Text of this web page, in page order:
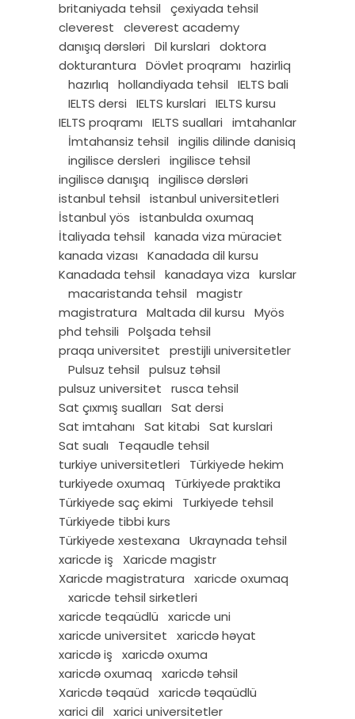
britaniyada tehsil
çexiyada tehsil
cleverest
cleverest academy
danışıq dərsləri
Dil kurslari
doktora
dokturantura
Dövlet proqramı
hazirliq
hazırlıq
hollandiyada tehsil
IELTS bali
IELTS dersi
IELTS kurslari
IELTS kursu
IELTS proqramı
IELTS suallari
imtahanlar
İmtahansiz tehsil
ingilis dilinde danisiq
ingilisce dersleri
ingilisce tehsil
ingiliscə danışıq
ingiliscə dərsləri
istanbul tehsil
istanbul universitetleri
İstanbul yös
istanbulda oxumaq
İtaliyada tehsil
kanada viza müraciet
kanada vizası
Kanadada dil kursu
Kanadada tehsil
kanadaya viza
kurslar
macaristanda tehsil
magistr
magistratura
Maltada dil kursu
Myös
phd tehsili
Polşada tehsil
praqa universitet
prestijli universitetler
Pulsuz tehsil
pulsuz təhsil
pulsuz universitet
rusca tehsil
Sat çıxmış sualları
Sat dersi
Sat imtahanı
Sat kitabi
Sat kurslari
Sat sualı
Teqaudle tehsil
turkiye universitetleri
Türkiyede hekim
turkiyede oxumaq
Türkiyede praktika
Türkiyede saç ekimi
Turkiyede tehsil
Türkiyede tibbi kurs
Türkiyede xestexana
Ukraynada tehsil
xaricde iş
Xaricde magistr
Xaricde magistratura
xaricde oxumaq
xaricde tehsil sirketleri
xaricde teqaüdlü
xaricde uni
xaricde universitet
xaricdə həyat
xaricdə iş
xaricdə oxuma
xaricdə oxumaq
xaricdə təhsil
Xaricdə təqaüd
xaricdə təqaüdlü
xarici dil
xarici universitetler